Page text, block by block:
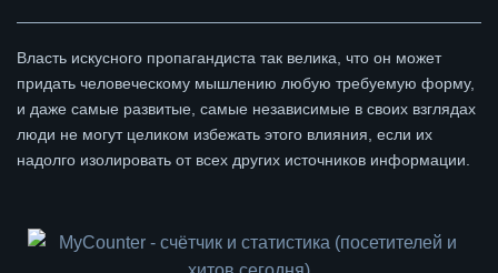
Власть искусного пропагандиста так велика, что он может
придать человеческому мышлению любую требуемую форму,
и даже самые развитые, самые независимые в своих взглядах
люди не могут целиком избежать этого влияния, если их
надолго изолировать от всех других источников информации.